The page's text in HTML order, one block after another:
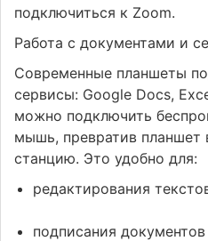
подключиться к Zoom.
Работа с документами и
Современные планшеты
сервисы: Google Docs,
можно подключить
мышь, превратив
станцию. Это удобно для:
редактирования
подписания